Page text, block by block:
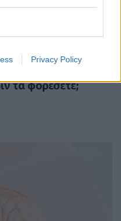
Privacy Policy
τα φορέσετε;